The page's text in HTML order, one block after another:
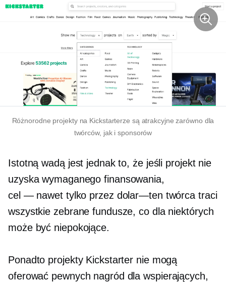
Różnorodne projekty na Kickstarterze są atrakcyjne zarówno dla
twórców, jak i sponsorów
Istotną wadą jest jednak to, że jeśli projekt nie
uzyska wymaganego finansowania,
cel — nawettylko przez dolar—ten twórca traci
wszystkie zebrane fundusze, co dla niektórych
może być niepokojące.
Ponadto projekty Kickstarter nie mogą
oferować pewnych nagród dla wspierających,